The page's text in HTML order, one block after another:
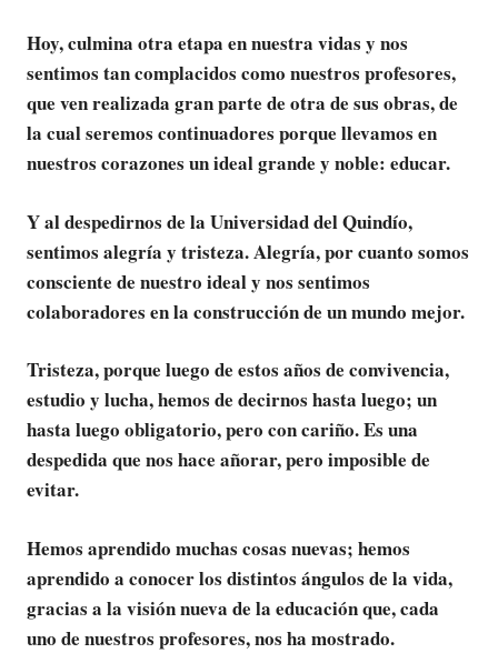
Hoy, culmina otra etapa en nuestra vidas y nos
sentimos tan complacidos como nuestros profesores,
que ven realizada gran parte de otra de sus obras, de
la cual seremos continuadores porque llevamos en
nuestros corazones un ideal grande y noble: educar.
Y al despedirnos de la Universidad del Quindío,
sentimos alegría y tristeza. Alegría, por cuanto somos
consciente de nuestro ideal y nos sentimos
colaboradores en la construcción de un mundo mejor.
Tristeza, porque luego de estos años de convivencia,
estudio y lucha, hemos de decirnos hasta luego; un
hasta luego obligatorio, pero con cariño. Es una
despedida que nos hace añorar, pero imposible de
evitar.
Hemos aprendido muchas cosas nuevas; hemos
aprendido a conocer los distintos ángulos de la vida,
gracias a la visión nueva de la educación que, cada
uno de nuestros profesores, nos ha mostrado.